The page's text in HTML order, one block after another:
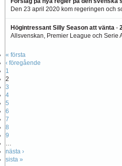
Den 23 april 2020 kom regeringen och
Högintressant Silly Season att vänta -
Allsvenskan, Premier League och Serie
« första
‹ föregående
1
2
3
4
5
6
7
8
9
…
nästa ›
sista »